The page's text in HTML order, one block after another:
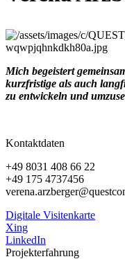
Mich begeistert
kurzfristige als auch
zu entwickeln und
Kontaktdaten
+49 8031 408 66 22
+49 175 4737456
Digitale Visitenkarte
Xing
LinkedIn
Projekterfahrung